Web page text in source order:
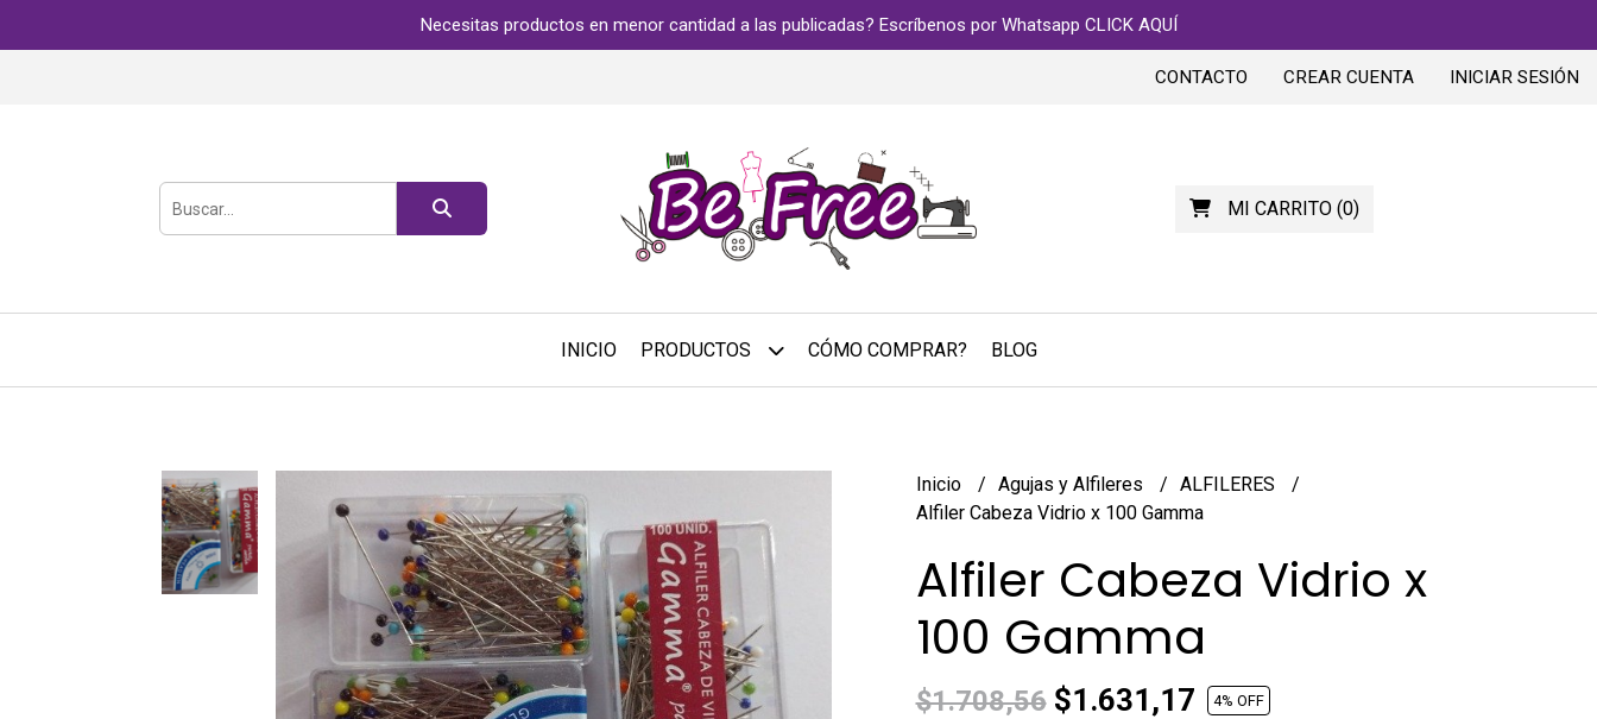
Necesitas productos en menor cantidad a las publicadas? Escríbenos por Whatsapp CLICK AQUÍ
CONTACTO CREAR CUENTA INICIAR SESIÓN
MI CARRITO(0)
INICIO PRODUCTOS CÓMO COMPRAR? BLOG
Inicio Agujas y Alfileres
ALFILERES
Alfiler Cabeza Vidrio x 100 Gamma
Alfiler Cabeza Vidrio x
100 Gamma
$1.708,56$1.631,17 4% OFF